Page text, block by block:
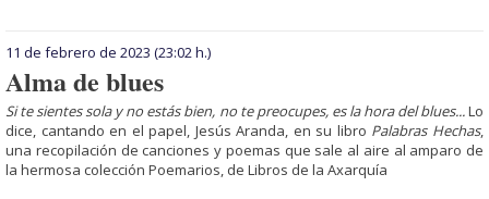
11 de febrero de 2023 (23:02 h.)
Alma de blues
Si te sientes sola y no estás bien, no te preocupes, es la hora del blues...Lo
dice, cantando en el papel, Jesús Aranda, en su libro Pa­la­bras Hechas,
una re­co­pilación de canciones y poemas que sale al aire al amparo de
la hermosa colección Poemarios, de Libros de la Axarquía